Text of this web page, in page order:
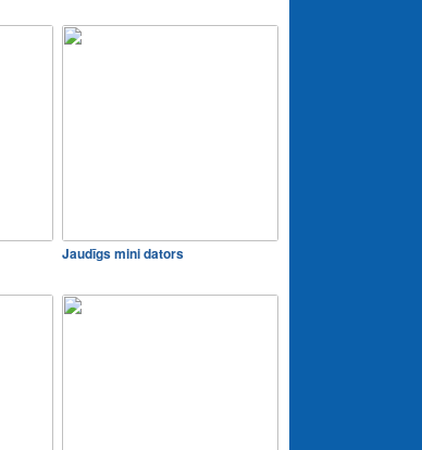
Jaudīgs mini dators